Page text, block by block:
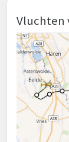
Vluchten